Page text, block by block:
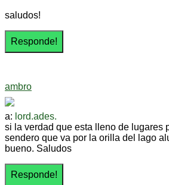
saludos!
ambro
a: lord.ades.
si la verdad que esta lleno de lugares
sendero que va por la orilla del lago
bueno. Saludos